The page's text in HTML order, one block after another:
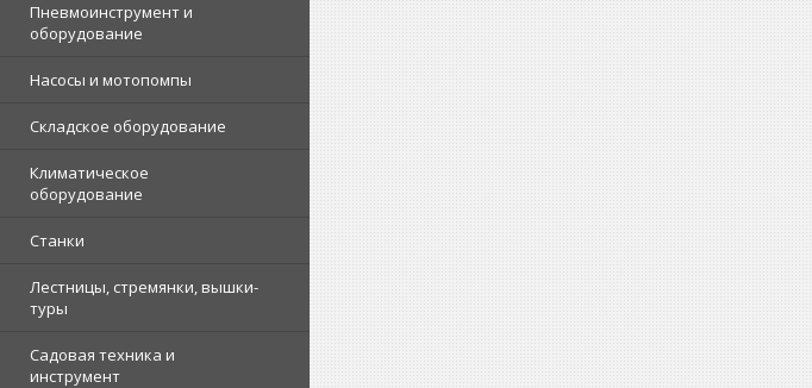
Пневмоинструмент и
оборудование
Насосы и мотопомпы
Складское оборудование
Климатическое
оборудование
Станки
Лестницы, стремянки, вышки-
туры
Садовая техника и
инструмент